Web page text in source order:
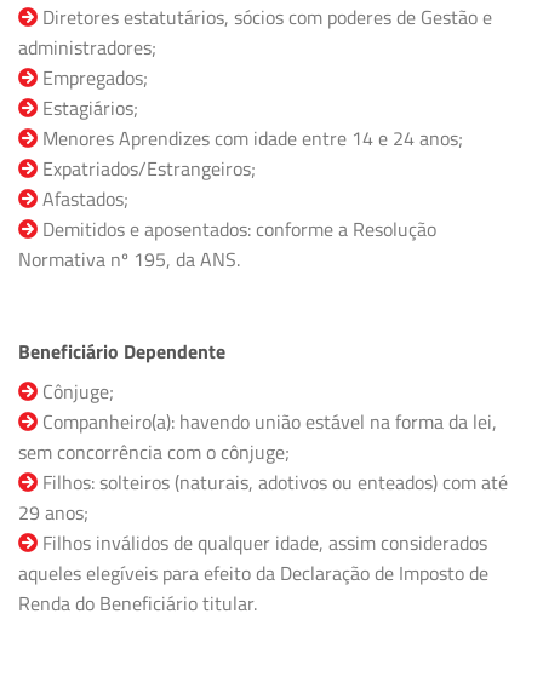
Diretores estatutários, sócios com poderes de Gestão e
administradores;
Empregados;
Estagiários;
Menores Aprendizes com idade entre 14 e 24 anos;
Expatriados/Estrangeiros;
Afastados;
Demitidos e aposentados: conforme a Resolução
Normativa nº 195, da ANS.
Beneficiário Dependente
Cônjuge;
Companheiro(a): havendo união estável na forma da lei,
sem concorrência com o cônjuge;
Filhos: solteiros (naturais, adotivos ou enteados) com até
29 anos;
Filhos inválidos de qualquer idade, assim considerados
aqueles elegíveis para efeito da Declaração de Imposto de
Renda do Beneficiário titular.